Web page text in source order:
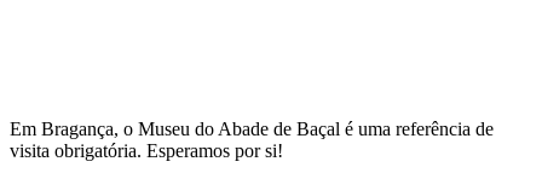
Em Bragança, o Museu do Abade de Baçal é uma referência de
visita obrigatória. Esperamos por si!